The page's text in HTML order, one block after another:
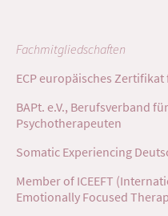
Fachmitgliedschaften
ECP europäisches
BAPt. e.V., Berufsverband
Psychotherapeuten
Somatic Experiencing
Member of ICEEFT
Emotionally Focused